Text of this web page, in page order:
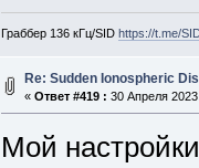
Граббер 136 кГц/SID https://t.me/
Re: Sudden Ionospheric
« Ответ #419 : 30 Апреля
Мой